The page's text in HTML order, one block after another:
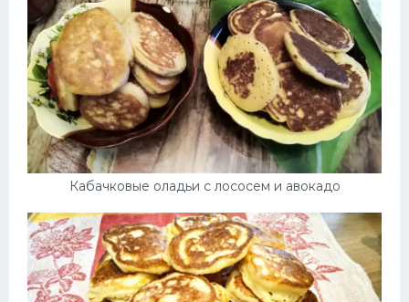
Кабачковые оладьи с лососем и авокадо